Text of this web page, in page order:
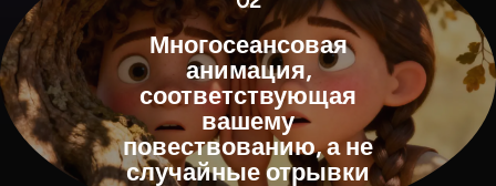
Многосеансовая
анимация,
соответствующая
вашему
повествованию, а не
случайные отрывки